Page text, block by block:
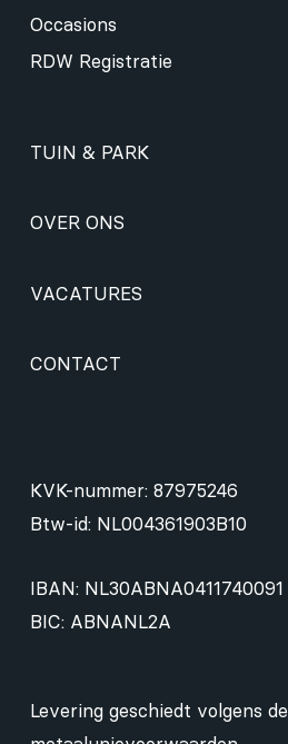
Occasions
RDW Registratie
TUIN & PARK
OVER ONS
VACATURES
CONTACT
KVK-nummer: 87975246
Btw-id: NL004361903B10
IBAN: NL30ABNA0411740091
BIC: ABNANL2A
Levering geschiedt volgens de